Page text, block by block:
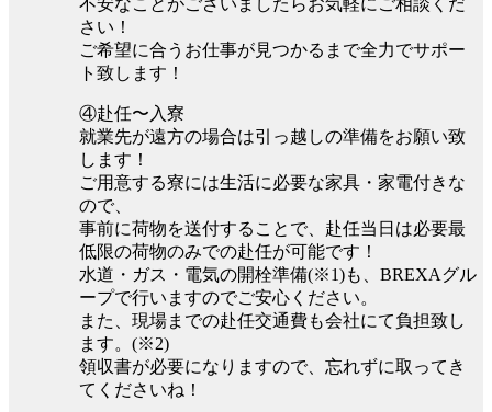
不安なことがございましたらお気軽にご相談くだ
さい！
ご希望に合うお仕事が見つかるまで全力でサポー
ト致します！
④赴任〜入寮
就業先が遠方の場合は引っ越しの準備をお願い致
します！
ご用意する寮には生活に必要な家具・家電付きな
ので、
事前に荷物を送付することで、赴任当日は必要最
低限の荷物のみでの赴任が可能です！
水道・ガス・電気の開栓準備(※1)も、BREXAグル
ープで行いますのでご安心ください。
また、現場までの赴任交通費も会社にて負担致し
ます。(※2)
領収書が必要になりますので、忘れずに取ってき
てくださいね！